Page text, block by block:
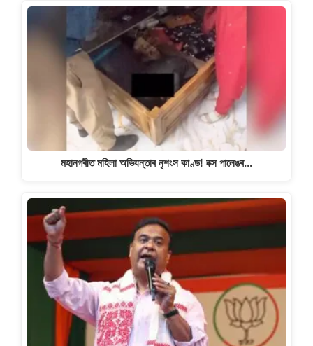
মহানগৰীত মহিলা অভিযন্তাৰ নৃশংস কাণ্ড! বক্স পালেঙৰ…